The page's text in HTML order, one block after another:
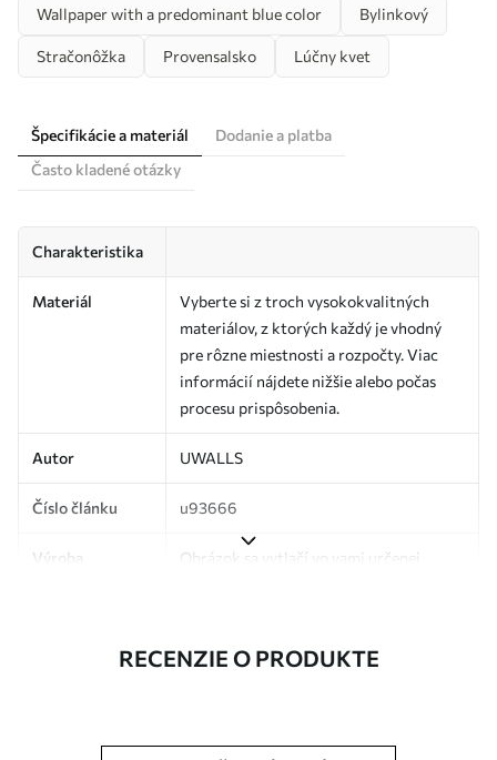
Wallpaper with a predominant blue color Bylinkový
Stračonôžka Provensalsko Lúčny kvet
Špecifikácie a materiál
Dodanie a platba
Často kladené otázky
Charakteristika
Materiál
Vyberte si z troch vysokokvalitných
materiálov, z ktorých každý je vhodný
pre rôzne miestnosti a rozpočty. Viac
informácií nájdete nižšie alebo počas
procesu prispôsobenia.
Autor UWALLS
Číslo článku u93666
Výroba
Obrázok sa vytlačí vo vami určenej
Môžete pridať lak a/alebo lepidlo na
RECENZIE O PRODUKTE